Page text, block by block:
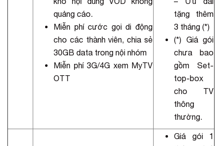
quảng cáo.
Miễn phí cước gọi di động
cho các thành viên, chia sẻ
30GB data trong nội nhóm
Miễn phí 3G/4G xem MyTV
OTT
tặng thêm
3 tháng (*)
(*) Giá gói
chưa bao
gồm Set-
top-box
cho TV
thông
thường.
Giá gói 1